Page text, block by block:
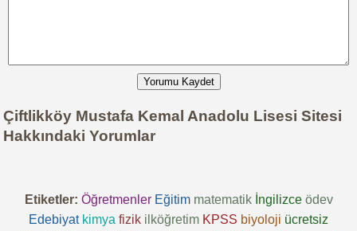
Yorumu Kaydet
Çiftlikköy Mustafa Kemal Anadolu Lisesi Sitesi
Hakkındaki Yorumlar
Etiketler: Öğretmenler Eğitim matematik İngilizce ödev
Edebiyat kimya fizik ilköğretim KPSS biyoloji ücretsiz